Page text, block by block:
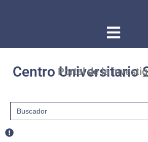
Centro Universitario
Portal de la
Buscar: